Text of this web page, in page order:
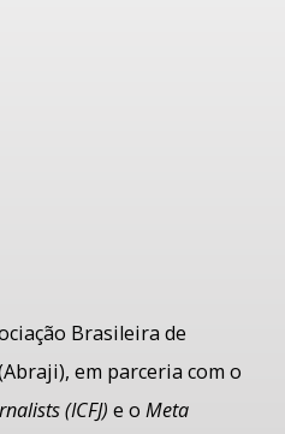
Brasileira de
em parceria com o
(ICFJ) e o Meta